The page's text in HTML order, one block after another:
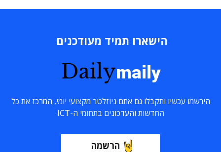
הישארו תמיד מעודכנים
Dailymaily
הירשמו עכשיו ותקבלו גם אתם ניוזלטר מקצועי יומי, המרכז את כל
החדשות והעדכונים בתחומי ה-ICT
הרשמה